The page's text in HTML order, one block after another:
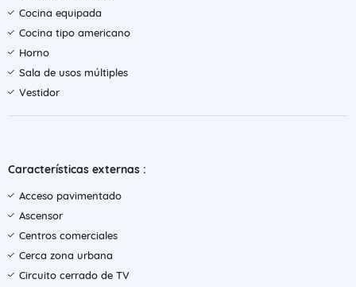
Cocina equipada
Cocina tipo americano
Horno
Sala de usos múltiples
Vestidor
Características externas :
Acceso pavimentado
Ascensor
Centros comerciales
Cerca zona urbana
Circuito cerrado de TV